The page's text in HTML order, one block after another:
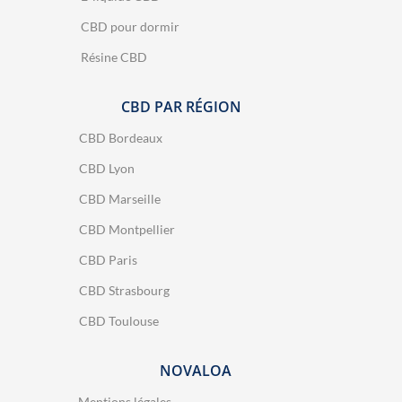
CBD pour dormir
Résine CBD
CBD PAR RÉGION
CBD Bordeaux
CBD Lyon
CBD Marseille
CBD Montpellier
CBD Paris
CBD Strasbourg
CBD Toulouse
NOVALOA